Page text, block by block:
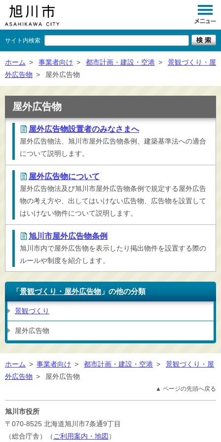
サイト内検索
くらし
事業者向け
施設一覧
×
ホーム > 事業者向け > 都市計画・建設・空港 >
景観づくり・屋
外広告物 > 屋外広告物
屋外広告物
屋外広告物設置者のみなさまへ
屋外広告物法、旭川市屋外広告物条例、建築基準法への適合
について説明します。
屋外広告物について
屋外広告物法及び旭川市屋外広告物条例で規定する屋外広告
物の考え方や、出してはいけない広告物、広告物を設置して
はいけない物件について説明します。
旭川市屋外広告物条例
旭川市内で屋外広告物を表示したり掲出物件を設置する際の
ルールや制度を紹介します。
「景観づくり・屋外広告物 」の他の分類
景観づくり
屋外広告物
ホーム > 事業者向け > 都市計画・建設・空港 >
景観づくり・屋
外広告物 > 屋外広告物
▲ ページの先頭へ戻る
旭川市役所
〒070-8525 北海道旭川市7条通9丁目
（総合庁舎）（ ご利用案内・地図 ）